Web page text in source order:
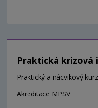
Praktická krizová
Praktický a nácvikový kurz
Akreditace MPSV